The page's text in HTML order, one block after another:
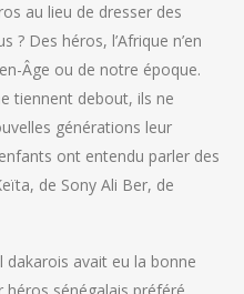
au lieu de dresser des
Des héros, l’Afrique n’en
Âge ou de notre époque.
tiennent debout, ils ne
générations leur
ont entendu parler des
de Sony Ali Ber, de
dakarois avait eu la bonne